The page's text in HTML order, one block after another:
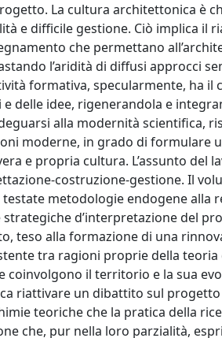
La cultura architettonica è
e difficile gestione. Ciò implica il
che permettano
l’aridità di diffusi approcci
formativa, specularmente, ha
e delle idee, rigenerandola e
alla modernità scientifica,
moderne, in grado di formulare
e propria cultura. L’assunto
costruzione-gestione. Il
testate metodologie endogene
d’interpretazione del
teso alla formazione di una
tra ragioni proprie della
coinvolgono il territorio e la sua
riattivare un dibattito sul
teoriche che la pratica della
che, pur nella loro parzialità,